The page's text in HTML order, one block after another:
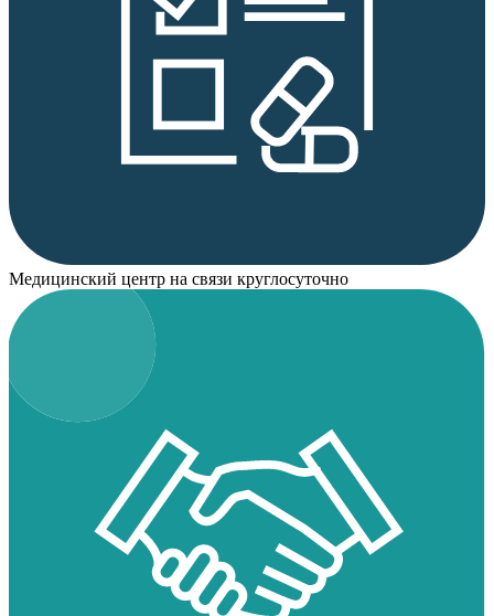
Медицинский центр на связи круглосуточно